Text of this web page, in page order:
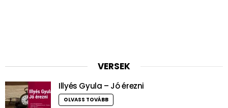
VERSEK
Illyés Gyula – Jó érezni
OLVASS TOVÁBB